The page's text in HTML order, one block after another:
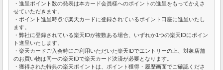
・進呈ポイント数の発表は本カード会員様へのポイントの進呈をもってかえさ
せていただきます。
・ポイント進呈時点で楽天カードに登録されているポイント口座に進呈いたし
ます。
・弊社に登録されている楽天IDが複数ある場合、いずれか1つの楽天IDにポイン
ト進呈いたします。
・楽天カードご入会時にご利用いただいた楽天IDでエントリーの上、対象店舗
のお買い物は同一の楽天IDで楽天カード決済が必要となります。
・獲得された特典の楽天ポイントは、ポイント獲得・履歴画面でご確認くださ